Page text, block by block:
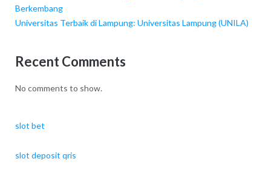
Berkembang
Universitas Terbaik di Lampung: Universitas Lampung (UNILA)
Recent Comments
No comments to show.
slot bet
slot deposit qris